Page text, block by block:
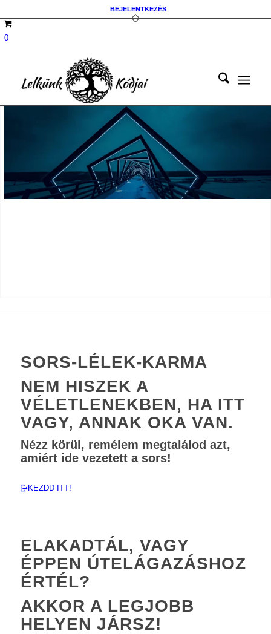
BEJELENTKEZÉS
0
SORS-LÉLEK-KARMA
NEM HISZEK A
VÉLETLENEKBEN, HA ITT
VAGY, ANNAK OKA VAN.
Nézz körül, remélem megtalálod azt,
amiért ide vezetett a sors!
KEZDD ITT!
ELAKADTÁL, VAGY
ÉPPEN ÚTELÁGAZÁSHOZ
ÉRTÉL?
AKKOR A LEGJOBB
HELYEN JÁRSZ!